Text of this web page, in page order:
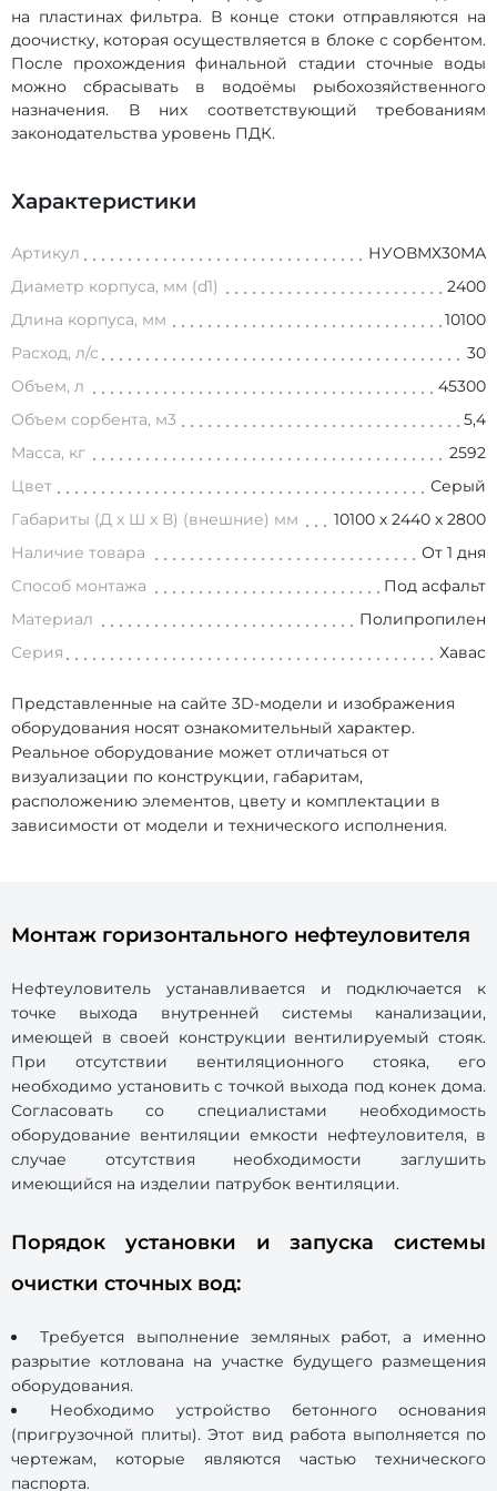
на пластинах фильтра. В конце стоки отправляются на
доочистку, которая осуществляется в блоке с сорбентом.
После прохождения финальной стадии сточные воды
можно сбрасывать в водоёмы рыбохозяйственного
назначения. В них соответствующий требованиям
законодательства уровень ПДК.
Характеристики
Артикул
НУОВМХ30МА
Диаметр корпуса, мм (d1)
2400
Длина корпуса, мм
10100
Расход, л/с
30
Объем, л
45300
Объем сорбента, м3
5,4
Масса, кг
2592
Цвет
Серый
Габариты (Д х Ш х В) (внешние) мм
10100 х 2440 х 2800
Наличие товара
От 1 дня
Способ монтажа
Под асфальт
Материал
Полипропилен
Серия
Хавас
Представленные на сайте 3D-модели и изображения
оборудования носят ознакомительный характер.
Реальное оборудование может отличаться от
визуализации по конструкции, габаритам,
расположению элементов, цвету и комплектации в
зависимости от модели и технического исполнения.
Монтаж горизонтального нефтеуловителя
Нефтеуловитель устанавливается и подключается к
точке выхода внутренней системы канализации,
имеющей в своей конструкции вентилируемый стояк.
При отсутствии вентиляционного стояка, его
необходимо установить с точкой выхода под конек дома.
Согласовать со специалистами необходимость
оборудование вентиляции емкости нефтеуловителя, в
случае отсутствия необходимости заглушить
имеющийся на изделии патрубок вентиляции.
Порядок установки и запуска системы
очистки сточных вод:
Требуется выполнение земляных работ, а именно
разрытие котлована на участке будущего размещения
оборудования.
Необходимо устройство бетонного основания
(пригрузочной плиты). Этот вид работа выполняется по
чертежам, которые являются частью технического
паспорта.